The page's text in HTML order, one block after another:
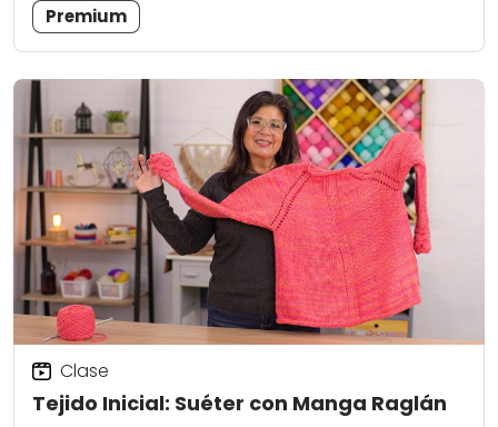
Premium
Tejido Inicial: Suéter con Manga Raglán
Clase